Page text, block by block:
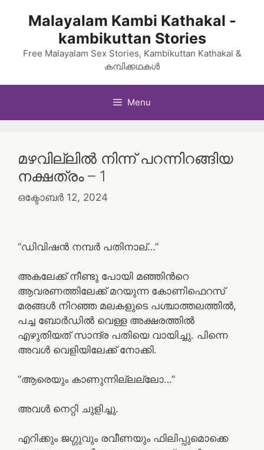
Malayalam Kambi Kathakal -
kambikuttan Stories
Free Malayalam Sex Stories, Kambikuttan Kathakal &
കമ്പിക്കഥകൾ
Menu
മഴവില്ലില്‍ നിന്ന്‍ പറന്നിറങ്ങിയ
നക്ഷത്രം – 1
ഒക്ടോബർ 12, 2024
“ഡിവിഷന്‍ നമ്പര്‍ പതിനാല്…”
അകലേക്ക് നീണ്ടു പോയി മഞ്ഞിന്‍റെ
ആവരണത്തിലേക്ക് മറയുന്ന കോണിഫെറസ്
മരങ്ങള്‍ നിറഞ്ഞ മലകളുടെ പശ്ചാത്തലത്തില്‍,
പച്ച ബോര്‍ഡില്‍ വെള്ള അക്ഷരത്തില്‍
എഴുതിയത് സാന്ദ്ര പതിയെ വായിച്ചു. പിന്നെ
അവള്‍ വെളിയിലേക്ക് നോക്കി.
“ആരെയും കാണുന്നില്ലല്ലോ…”
അവള്‍ നെറ്റി ചുളിച്ചു.
എറിക്കും ജഗ്ഗുവും രവീണയും ഫിലിപ്പുമൊക്കെ